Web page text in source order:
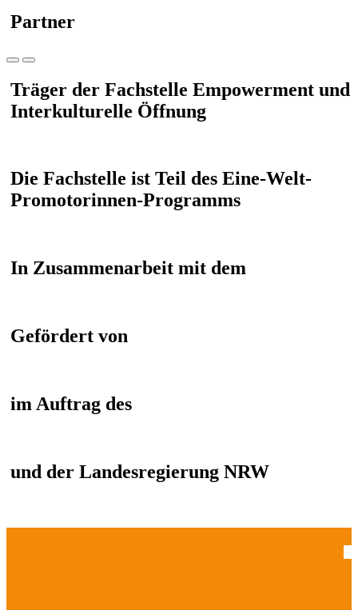
Partner
Träger der Fachstelle Empowerment und
Interkulturelle Öffnung
Die Fachstelle ist Teil des Eine-Welt-
Promotorinnen-Programms
In Zusammenarbeit mit dem
Gefördert von
im Auftrag des
und der Landesregierung NRW